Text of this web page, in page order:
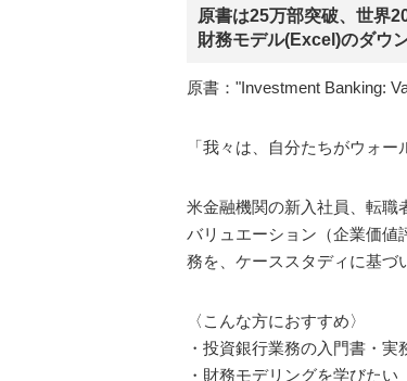
原書は25万部突破、世界
財務モデル(Excel)のダウ
原書："Investment Banking:
「我々は、自分たちがウォ
米金融機関の新入社員、転職
バリュエーション（企業価値
務を、ケーススタディに基づ
〈こんな方におすすめ〉
・投資銀行業務の入門書・実
・財務モデリングを学びたい